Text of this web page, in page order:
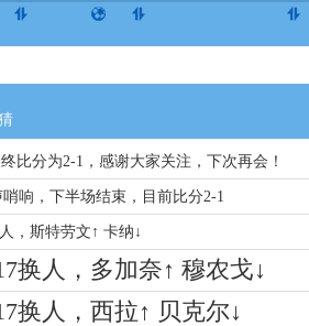
比分为2-1，感谢大家关注，下次再会！
响，下半场结束，目前比分2-1
，斯特劳文↑ 卡纳↓
换人，多加奈↑ 穆农戈↓
换人，西拉↑ 贝克尔↓